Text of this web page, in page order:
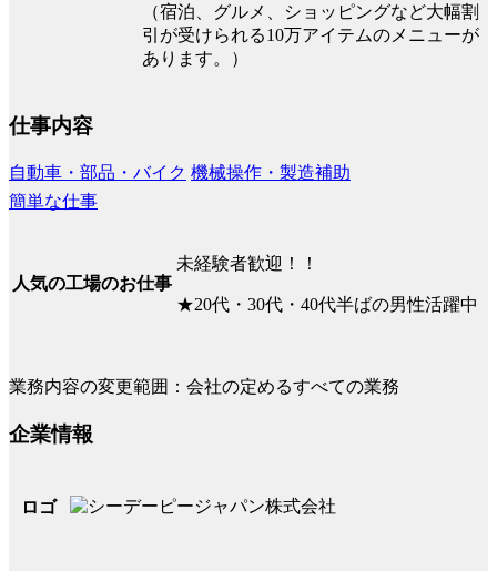
（宿泊、グルメ、ショッピングなど大幅割
引が受けられる10万アイテムのメニューが
あります。）
仕事内容
自動車・部品・バイク 機械操作・製造補助
簡単な仕事
人気の工場のお仕事
未経験者歓迎！！
★20代・30代・40代半ばの男性活躍中
業務内容の変更範囲：会社の定めるすべての業務
企業情報
ロゴ